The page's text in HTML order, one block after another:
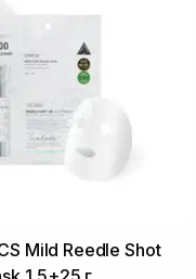
Mild Reedle Shot